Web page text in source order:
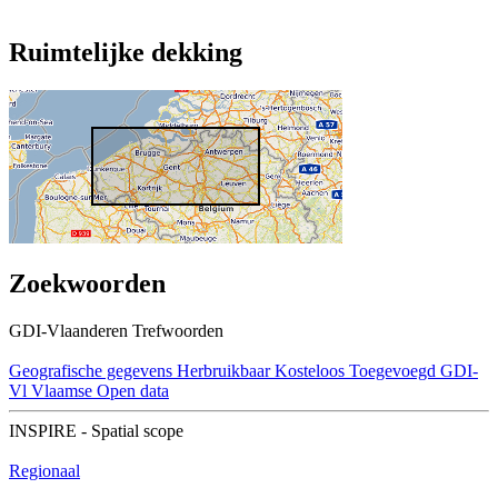
Ruimtelijke dekking
Zoekwoorden
GDI-Vlaanderen Trefwoorden
Geografische gegevens Herbruikbaar Kosteloos Toegevoegd GDI-
Vl Vlaamse Open data
INSPIRE - Spatial scope
Regionaal